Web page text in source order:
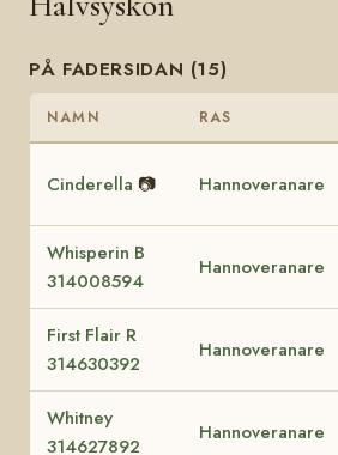
PÅ FADERSIDAN (15)
NAMN RAS
Cinderella 📷 Hannoveranare
Whisperin B
314008594
Hannoveranare
First Flair R
314630392
Hannoveranare
Whitney
314627892
Hannoveranare